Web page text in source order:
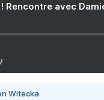
Rencontre avec
Witecka